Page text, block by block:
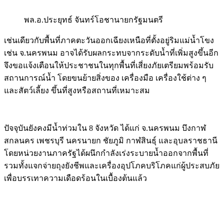
พล.อ.ประยุทธ์ จันทร์โอชานายกรัฐมนตรี
เช่นเดียวกับพื้นที่ภาคตะวันออกเฉียงเหนือที่ตั้งอยู่ริมแม่น้ำโขง
เช่น จ.นครพนม อาจได้รับผลกระทบจากระดับน้ำที่เพิ่มสูงขึ้นอีก
จึงขอแจ้งเตือนให้ประชาชนในทุกพื้นที่เสี่ยงภัยเตรียมพร้อมรับ
สถานการณ์น้ำ โดยขนย้ายสิ่งของ เครื่องมือ เครื่องใช้ต่าง ๆ
และสัตว์เลี้ยง ขึ้นที่สูงหรือสถานที่เหมาะสม
ปัจจุบันยังคงมีน้ำท่วมใน 8 จังหวัด ได้แก่ จ.นครพนม บึงกาฬ
สกลนคร เพชรบุรี นครนายก ชัยภูมิ กาฬสินธุ์ และอุบลราชธานี
โดยหน่วยงานภาครัฐได้ผนึกกำลังเร่งระบายน้ำออกจากพื้นที่
รวมทั้งแจกจ่ายถุงยังชีพและเครื่องอุปโภคบริโภคแก่ผู้ประสบภัย
เพื่อบรรเทาความเดือดร้อนในเบื้องต้นแล้ว